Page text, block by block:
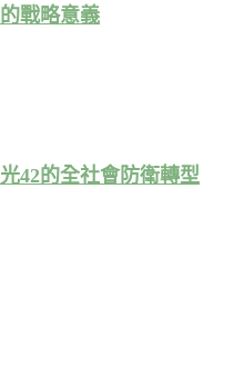
戰略意義
42的全社會防衛轉型